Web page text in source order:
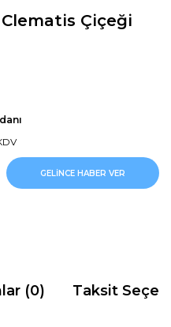
Çiçeği
GELİNCE HABER VER
(0) Taksit